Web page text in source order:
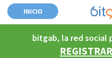
INICIO
bitgab, la red social